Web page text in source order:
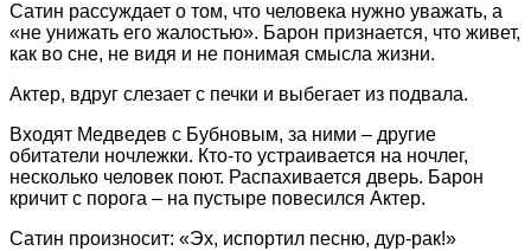
Сатин рассуждает о том, что человека нужно уважать, а
«не унижать его жалостью». Барон признается, что живет,
как во сне, не видя и не понимая смысла жизни.
Актер, вдруг слезает с печки и выбегает из подвала.
Входят Медведев с Бубновым, за ними – другие
обитатели ночлежки. Кто-то устраивается на ночлег,
несколько человек поют. Распахивается дверь. Барон
кричит с порога – на пустыре повесился Актер.
Сатин произносит: «Эх, испортил песню, дур-рак!»